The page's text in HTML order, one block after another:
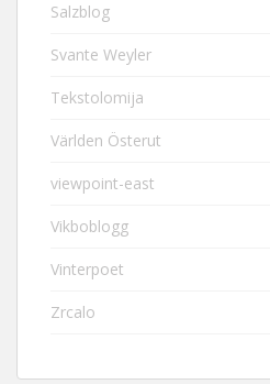
Salzblog
Svante Weyler
Tekstolomija
Världen Österut
viewpoint-east
Vikboblogg
Vinterpoet
Zrcalo